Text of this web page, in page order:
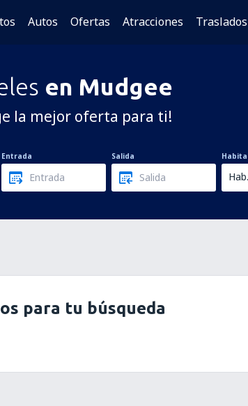
Autos Ofertas Atracciones Traslados
en Mudgee
la mejor oferta para ti!
Entrada Salida
para tu búsqueda